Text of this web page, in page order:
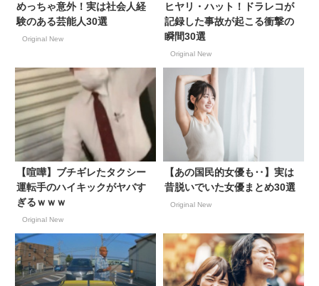
めっちゃ意外！実は社会人経
験のある芸能人30選
Original New
ヒヤリ・ハット！ドラレコが
記録した事故が起こる衝撃の
瞬間30選
Original New
【喧嘩】ブチギレたタクシー
運転手のハイキックがヤバす
ぎるｗｗｗ
Original New
【あの国民的女優も‥】実は
昔脱いでいた女優まとめ30選
Original New